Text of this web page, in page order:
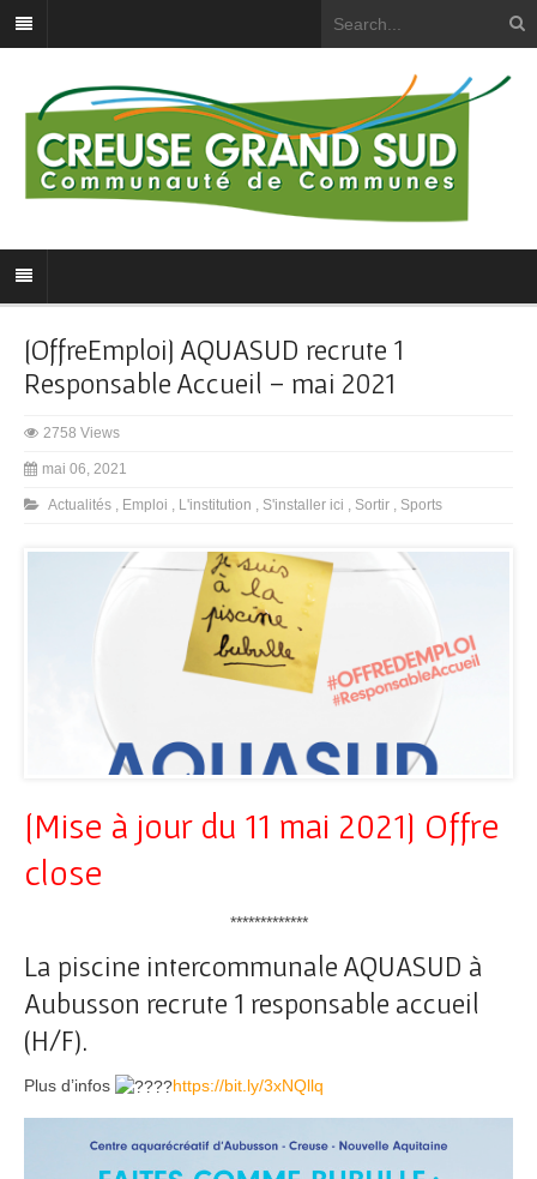
[OffreEmploi] AQUASUD recrute 1
Responsable Accueil – mai 2021
2758 Views
mai 06, 2021
Actualités , Emploi , L'institution , S'installer ici , Sortir , Sports
[Mise à jour du 11 mai 2021] Offre
close
*************
La piscine intercommunale AQUASUD à
Aubusson recrute 1 responsable accueil
(H/F).
Plus d’infos https://bit.ly/3xNQllq